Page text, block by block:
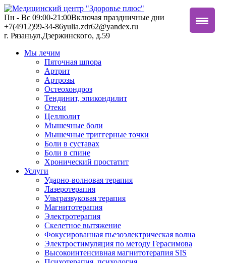
Пн - Вс 09:00-21:00Включая праздничные дни
+7(4912)99-34-86yulia.zdr62@yandex.ru
г. Рязаньул.Дзержинского, д.59
Мы лечим
Пяточная шпора
Артрит
Артрозы
Остеохондроз
Тендинит, эпикондилит
Отеки
Целлюлит
Мышечные боли
Мышечные триггерные точки
Боли в суставах
Боли в спине
Хронический простатит
Услуги
Ударно-волновая терапия
Лазеротерапия
Ультразвуковая терапия
Магнитотерапия
Электротерапия
Скелетное вытяжение
Фокусированная пьезоэлектрическая волна
Электростимуляция по методу Герасимова
Высокоинтенсивная магнитотерапия SIS